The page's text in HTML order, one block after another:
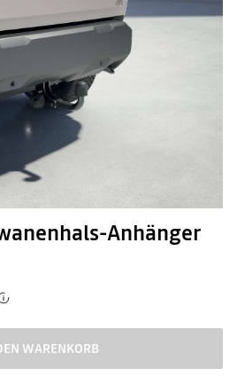
Anhänger
WARENKORB